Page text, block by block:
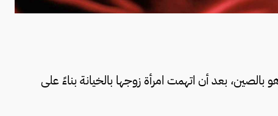
بعد أن اتهمت امرأة زوجها بالخيانة بناءً على